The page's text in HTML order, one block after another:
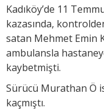
Kadıköy’de 11
kazasında,
satan Mehmet Emin
ambulansla
kaybetmişti.
Sürücü Murathan Ö
kaçmıştı.